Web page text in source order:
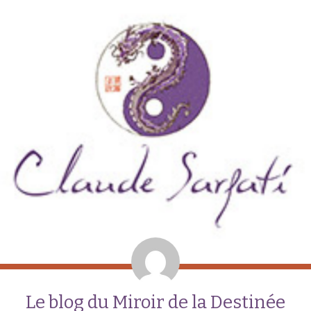
Le blog du Miroir de la Destinée